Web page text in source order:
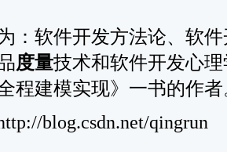
：软件开发方法论、软
度量技术和软件开发心
程建模实现》一书的作
blog.csdn.net/qingrun